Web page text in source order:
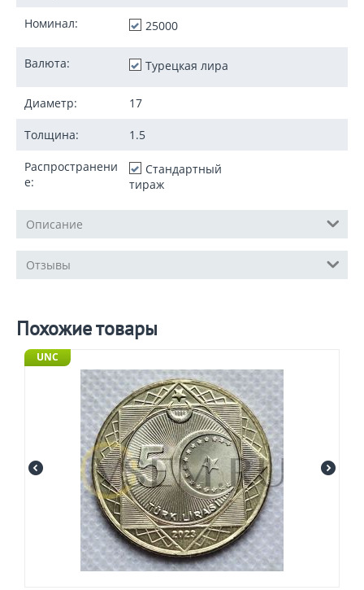
Номинал: 25000
Валюта: Турецкая лира
Диаметр: 17
Толщина: 1.5
Распространени
е:
Стандартный
тираж
Описание
Отзывы
Похожие товары
UNC